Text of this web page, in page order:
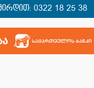
0322 18 25 38